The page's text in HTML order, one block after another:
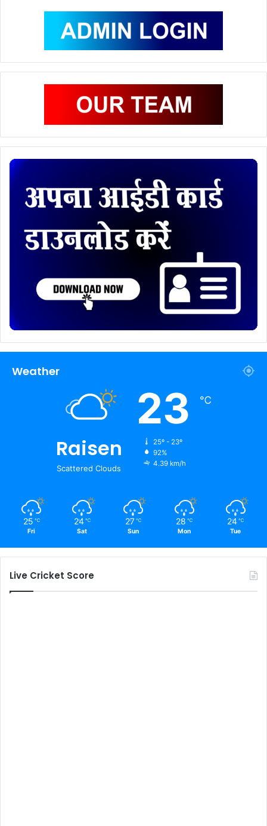
Weather
Raisen
Scattered Clouds
23 ℃
25º - 23º
92%
4.39 km/h
25 ℃
Fri
24 ℃
Sat
27 ℃
Sun
28 ℃
Mon
24 ℃
Tue
Live Cricket Score